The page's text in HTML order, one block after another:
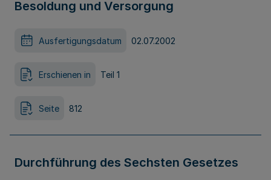
Besoldung und Versorgung
Ausfertigungsdatum 02.07.2002
Erschienen in Teil 1
Seite 812
Durchführung des Sechsten Gesetzes